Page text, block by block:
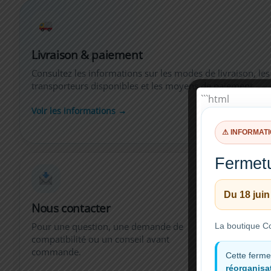
Livraison & paiement
Consultez les informations sur les modes de livraison,
transporteurs disponibles et les moyens de paiement.
Voir les informations →
Nous contacter
Pour une question, une demande de
compatibilité ou un conseil avant
commande.
Guides
et aide à
```html
⚠
Du 18
La boutique
Cette